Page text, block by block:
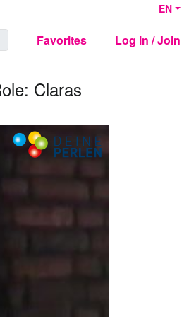
EN
Favorites Log in / Join
Claras